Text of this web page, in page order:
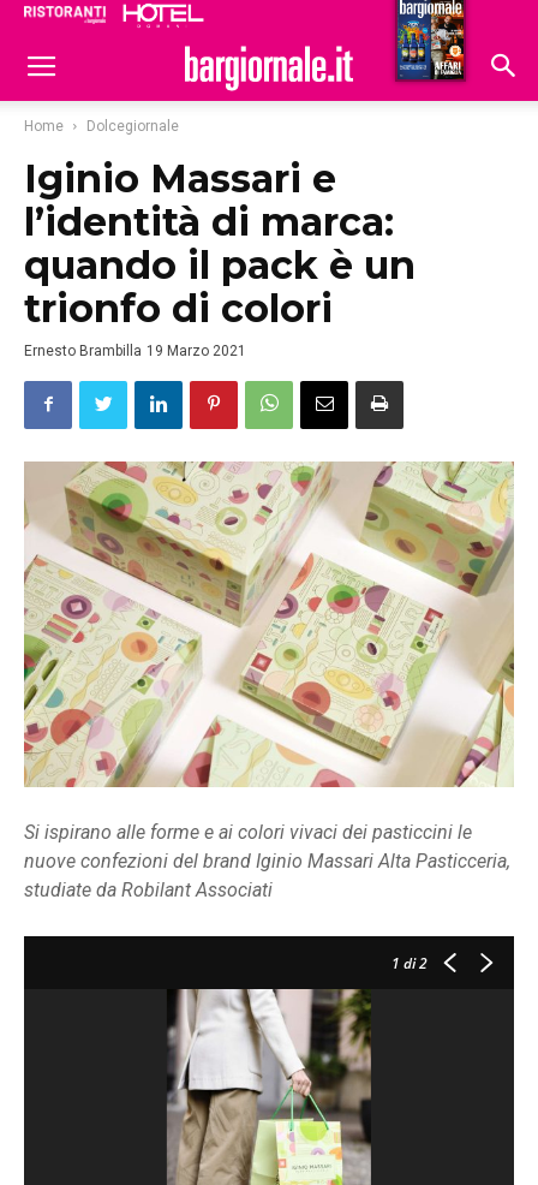
Hoteldomani
Home Dolcegiornale
Iginio Massari e
l’identità di marca:
quando il pack è un
trionfo di colori
Ernesto Brambilla 19 Marzo 2021
Si ispirano alle forme e ai colori vivaci dei pasticcini le
nuove confezioni del brand Iginio Massari Alta Pasticceria,
studiate da Robilant Associati
1 di 2